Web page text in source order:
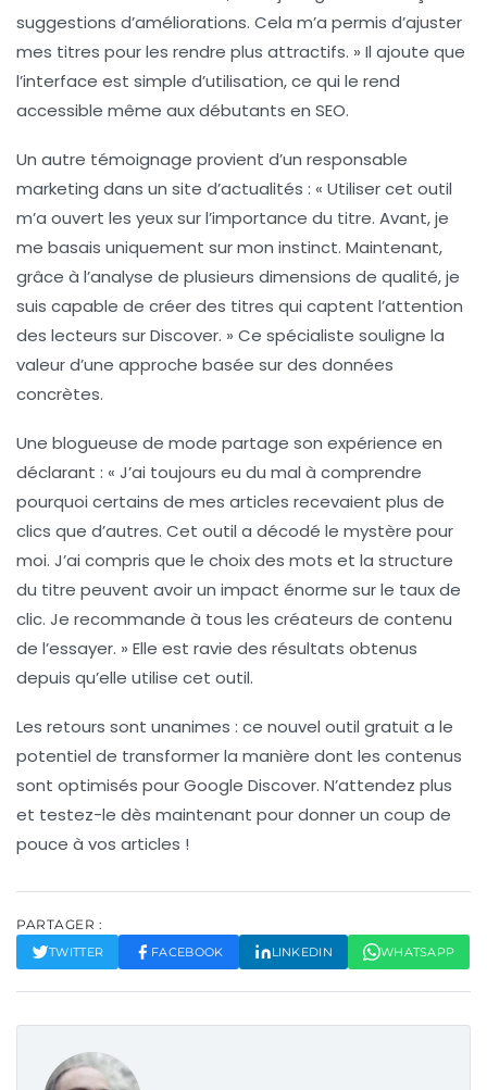
suggestions d’améliorations. Cela m’a permis d’ajuster
mes titres pour les rendre plus attractifs. » Il ajoute que
l’interface est simple d’utilisation, ce qui le rend
accessible même aux débutants en SEO.
Un autre témoignage provient d’un responsable
marketing dans un site d’actualités : « Utiliser cet outil
m’a ouvert les yeux sur l’importance du titre. Avant, je
me basais uniquement sur mon instinct. Maintenant,
grâce à l’analyse de plusieurs dimensions de qualité, je
suis capable de créer des titres qui captent l’attention
des lecteurs sur Discover. » Ce spécialiste souligne la
valeur d’une approche basée sur des données
concrètes.
Une blogueuse de mode partage son expérience en
déclarant : « J’ai toujours eu du mal à comprendre
pourquoi certains de mes articles recevaient plus de
clics que d’autres. Cet outil a décodé le mystère pour
moi. J’ai compris que le choix des mots et la structure
du titre peuvent avoir un impact énorme sur le taux de
clic. Je recommande à tous les créateurs de contenu
de l’essayer. » Elle est ravie des résultats obtenus
depuis qu’elle utilise cet outil.
Les retours sont unanimes : ce nouvel outil gratuit a le
potentiel de transformer la manière dont les contenus
sont optimisés pour Google Discover. N’attendez plus
et testez-le dès maintenant pour donner un coup de
pouce à vos articles !
PARTAGER :
TWITTER FACEBOOK LINKEDIN WHATSAPP